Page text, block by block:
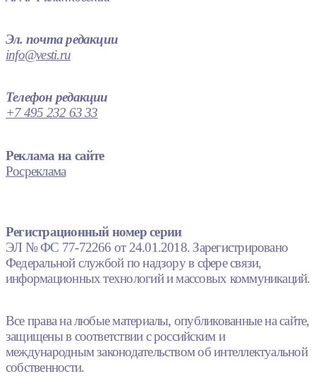
Эл. почта редакции
info@vesti.ru
Телефон редакции
+7 495 232 63 33
Реклама на сайте
Росреклама
Регистрационный номер серии
ЭЛ № ФС 77-72266 от 24.01.2018. Зарегистрировано
Федеральной службой по надзору в сфере связи,
информационных технологий и массовых коммуникаций.
Все права на любые материалы, опубликованные на сайте,
защищены в соответствии с российским и
международным законодательством об интеллектуальной
собственности.